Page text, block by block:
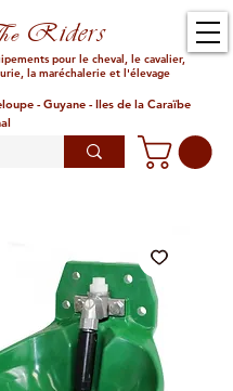
Riders
pour le cheval, le cavalier,
la maréchalerie et l'élevage
- Guyane - Iles de la Caraïbe